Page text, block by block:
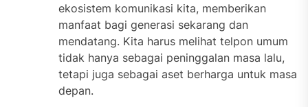
ekosistem komunikasi kita, memberikan
manfaat bagi generasi sekarang dan
mendatang. Kita harus melihat telpon umum
tidak hanya sebagai peninggalan masa lalu,
tetapi juga sebagai aset berharga untuk masa
depan.